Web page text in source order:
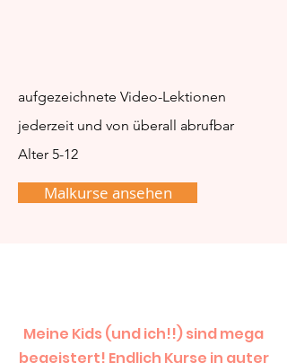
aufgezeichnete Video-Lektionen
jederzeit und von überall abrufbar
Alter 5-12
Malkurse ansehen
Meine Kids (und ich!!) sind mega
begeistert! Endlich Kurse in guter